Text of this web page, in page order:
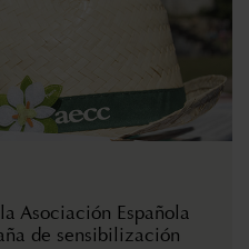
Asociación Española
de sensibilización